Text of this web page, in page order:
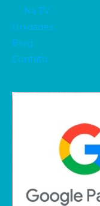
Na TV
Unidades
Blog
Contato